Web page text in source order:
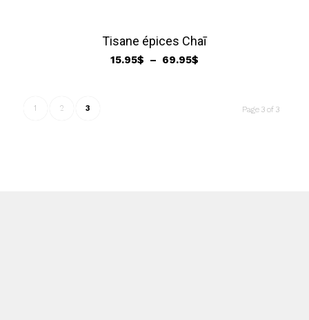
15.95$
à
Tisane épices Chaī
15.95$ – 69.95$Plage
Page 3 of 3
1 2 3